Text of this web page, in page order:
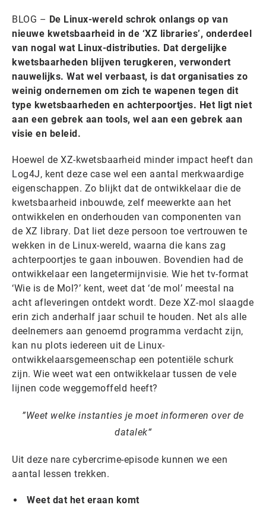
BLOG – De Linux-wereld schrok onlangs op van
nieuwe kwetsbaarheid in de ‘XZ libraries’, onderdeel
van nogal wat Linux-distributies. Dat dergelijke
kwetsbaarheden blijven terugkeren, verwondert
nauwelijks. Wat wel verbaast, is dat organisaties zo
weinig ondernemen om zich te wapenen tegen dit
type kwetsbaarheden en achterpoortjes. Het ligt niet
aan een gebrek aan tools, wel aan een gebrek aan
visie en beleid.
Hoewel de XZ-kwetsbaarheid minder impact heeft dan
Log4J, kent deze case wel een aantal merkwaardige
eigenschappen. Zo blijkt dat de ontwikkelaar die de
kwetsbaarheid inbouwde, zelf meewerkte aan het
ontwikkelen en onderhouden van componenten van
de XZ library. Dat liet deze persoon toe vertrouwen te
wekken in de Linux-wereld, waarna die kans zag
achterpoortjes te gaan inbouwen. Bovendien had de
ontwikkelaar een langetermijnvisie. Wie het tv-format
‘Wie is de Mol?’ kent, weet dat ‘de mol’ meestal na
acht afleveringen ontdekt wordt. Deze XZ-mol slaagde
erin zich anderhalf jaar schuil te houden. Net als alle
deelnemers aan genoemd programma verdacht zijn,
kan nu plots iedereen uit de Linux-
ontwikkelaarsgemeenschap een potentiële schurk
zijn. Wie weet wat een ontwikkelaar tussen de vele
lijnen code weggemoffeld heeft?
Weet welke instanties je moet informeren over de
datalek
Uit deze nare cybercrime-episode kunnen we een
aantal lessen trekken.
Weet dat het eraan komt